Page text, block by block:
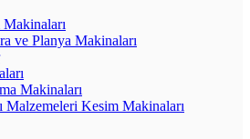
ve Planya Makinaları
Makinaları
Malzemeleri Kesim Makinaları